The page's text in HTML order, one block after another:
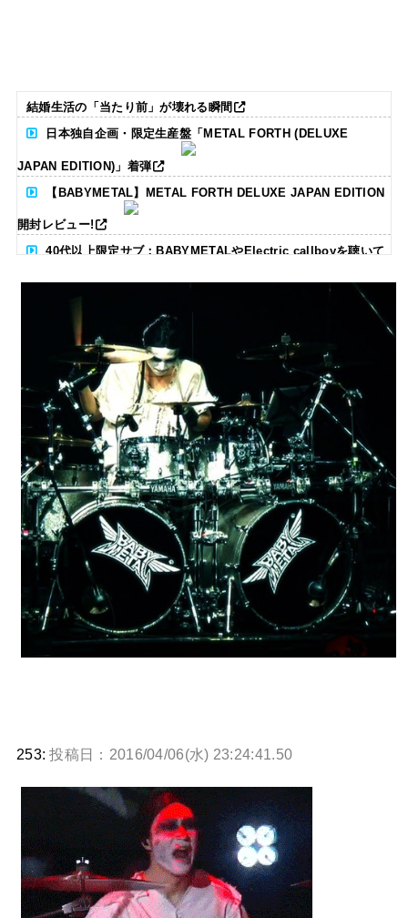
結婚生活の「当たり前」が壊れる瞬間
日本独自企画・限定生産盤「METAL FORTH (DELUXE
JAPAN EDITION)」着弾
【BABYMETAL】METAL FORTH DELUXE JAPAN EDITION
開封レビュー!
40代以上限定サブ：BABYMETALやElectric callboyを聴いて
る人いる？ 【海外の反応】
BABYMETAL「CANNONBALL外伝」グッズ販売決定
タワーレコード新宿店にてBABYMETALのパネル展が開催中
Powered by livedoor 相互RSS
253:投稿日：2016/04/06(水) 23:24:41.50